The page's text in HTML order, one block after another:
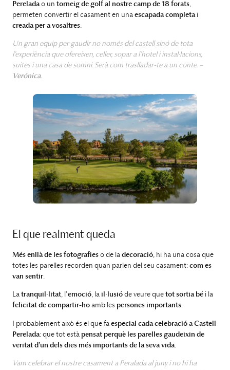
Pereladao un torneig de golf al nostre camp de 18 forats,
permeten convertir el casament en una escapada completai
creada per a vosaltres.
Un gran equip per gaudir no només del castell sinó de tota
l’experiència que ofereixen, celler, sopar a l’hotel i instal·lacions,
suites i una casa de somni. Serà com traslladar-te a un conte. –
Verónica.
El que realment queda
Més enllà de les fotografies o de la decoració, hi ha una cosa que
totes les parelles recorden quan parlen del seu casament: com es
van sentir.
La tranquil·litat, l’emoció, la il·lusió de veure que tot sortia bé i la
felicitat de compartir-ho amb les persones importants.
I probablement això és el que fa especial cada celebració a Castell
Perelada: que tot està pensat perquè les parelles gaudeixin de
veritat d’un dels dies més importants de la seva vida
Vam celebrar el nostre casament a Peralada al juny i no hi ha